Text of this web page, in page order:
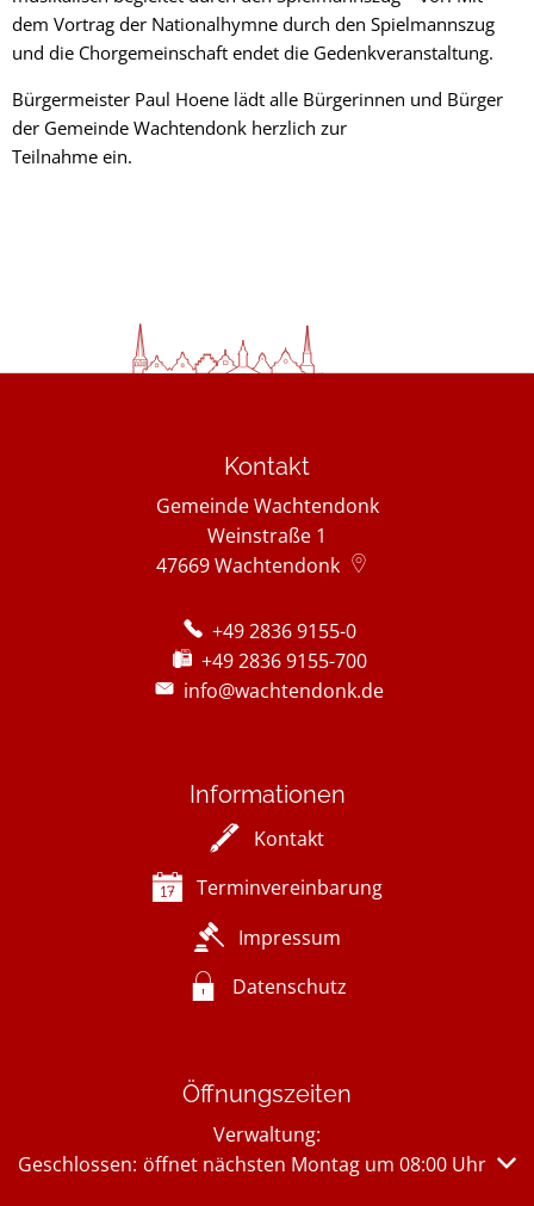
dem Vortrag der Nationalhymne durch den Spielmannszug
und die Chorgemeinschaft endet die Gedenkveranstaltung.
Bürgermeister Paul Hoene lädt alle Bürgerinnen und Bürger
der Gemeinde Wachtendonk herzlich zur
Teilnahme ein.
Kontakt
Gemeinde Wachtendonk
Weinstraße 1
47669Wachtendonk
+49 2836 9155-0
+49 2836 9155-700
info@wachtendonk.de
Informationen
Kontakt
Terminvereinbarung
Impressum
Datenschutz
Öffnungszeiten
Verwaltung:
Klicken, um weitere Öffnungs- oder Schließzeiten
Geschlossen: öffnet nächsten Montag um 08:00 Uhr